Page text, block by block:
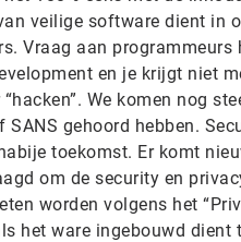
veilige software dient in
Vraag aan
en je krijgt niet
We komen nog
SANS gehoord hebben.
toekomst. Er komt
om de security en
worden volgens het
het ware ingebouwd